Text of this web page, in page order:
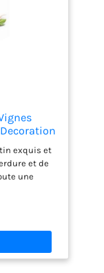
exquis et
et de
une
à la mode
de jute
vertes
Taille: Livré